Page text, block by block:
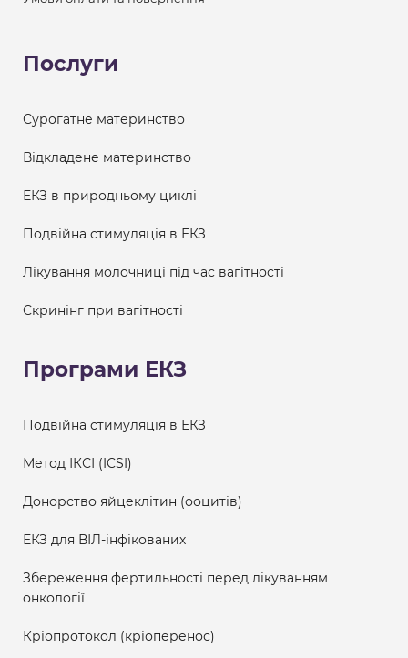
Послуги
Сурогатне материнство
Відкладене материнство
ЕКЗ в природньому циклі
Подвійна стимуляція в ЕКЗ
Лікування молочниці під час вагітності
Скринінг при вагітності
Програми ЕКЗ
Подвійна стимуляція в ЕКЗ
Метод ІКСІ (ICSI)
Донорство яйцеклітин (ооцитів)
ЕКЗ для ВІЛ-інфікованих
Збереження фертильності перед лікуванням
онкології
Кріопротокол (кріоперенос)